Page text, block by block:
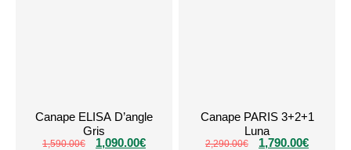
Canape ELISA D’angle
Gris
1,590.00€ 1,090.00€
Canape PARIS 3+2+1
Luna
2,290.00€ 1,790.00€